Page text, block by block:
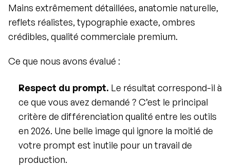
Mains extrêmement détaillées, anatomie naturelle,
reflets réalistes, typographie exacte, ombres
crédibles, qualité commerciale premium.
Ce que nous avons évalué :
Respect du prompt. Le résultat correspond-il à
ce que vous avez demandé ? C’est le principal
critère de différenciation qualité entre les outils
en 2026. Une belle image qui ignore la moitié de
votre prompt est inutile pour un travail de
production.